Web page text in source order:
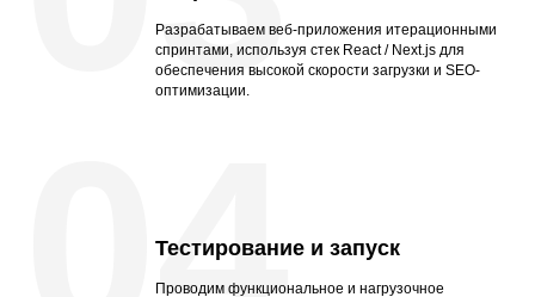
Разрабатываем веб-приложения итерационными
спринтами, используя стек React / Next.js для
обеспечения высокой скорости загрузки и SEO-
оптимизации.
Тестирование и запуск
Проводим функциональное и нагрузочное